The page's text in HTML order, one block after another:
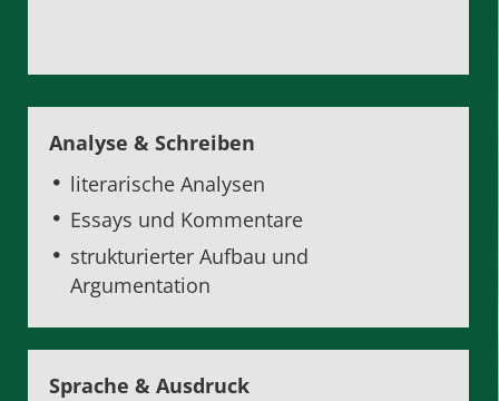
Analyse & Schreiben
literarische Analysen
Essays und Kommentare
strukturierter Aufbau und
Argumentation
Sprache & Ausdruck